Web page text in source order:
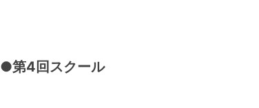
●第4回スクール